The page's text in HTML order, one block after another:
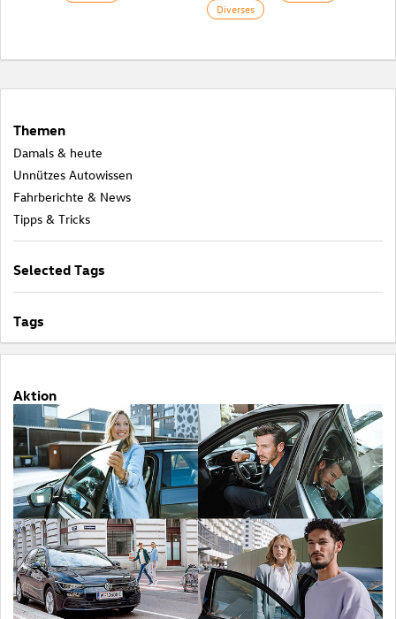
Diverses
Themen
Damals & heute
Unnützes Autowissen
Fahrberichte & News
Tipps & Tricks
Selected Tags
Tags
Aktion